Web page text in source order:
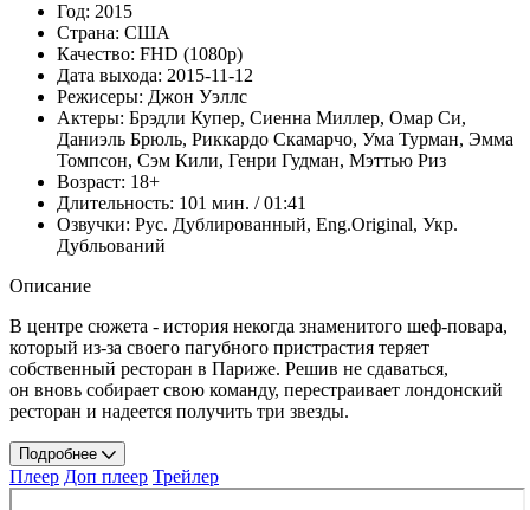
Год: 2015
Страна: США
Качество: FHD (1080p)
Дата выхода: 2015-11-12
Режисеры: Джон Уэллс
Актеры: Брэдли Купер, Сиенна Миллер, Омар Си,
Даниэль Брюль, Риккардо Скамарчо, Ума Турман, Эмма
Томпсон, Сэм Кили, Генри Гудман, Мэттью Риз
Возраст: 18+
Длительность: 101 мин. / 01:41
Озвучки: Рус. Дублированный, Eng.Original, Укр.
Дубльований
Описание
В центре сюжета - история некогда знаменитого шеф-повара,
который из-за своего пагубного пристрастия теряет
собственный ресторан в Париже. Решив не сдаваться,
он вновь собирает свою команду, перестраивает лондонский
ресторан и надеется получить три звезды.
Подробнее
Плеер Доп плеер Трейлер